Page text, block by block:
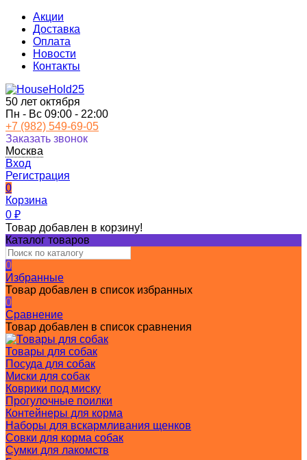
Акции
Доставка
Оплата
Новости
Контакты
50 лет октября
Пн - Вс 09:00 - 22:00
+7 (982) 549-69-05
Заказать звонок
Москва
Вход
Регистрация
0
Корзина
0 ₽
Товар добавлен в корзину!
Каталог товаров
0
Избранные
Товар добавлен в список избранных
0
Сравнение
Товар добавлен в список сравнения
Товары для собак
Посуда для собак
Миски для собак
Коврики под миску
Прогулочные поилки
Контейнеры для корма
Наборы для вскармливания щенков
Совки для корма собак
Сумки для лакомств